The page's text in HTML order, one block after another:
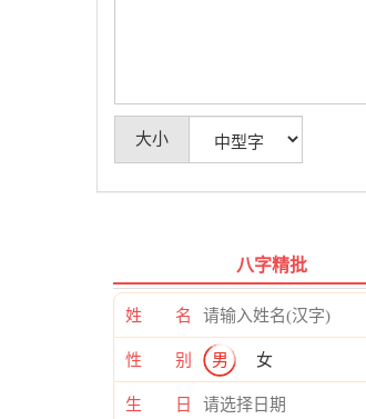
大小
八字精批
姓 名
性 别 男 女
生 日